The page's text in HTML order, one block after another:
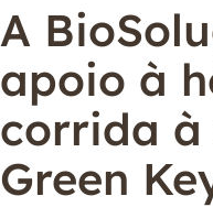
A
apoio à
corrida
Green